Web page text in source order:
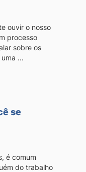
ouvir o nosso
processo
sobre os
...
se
é comum
do trabalho